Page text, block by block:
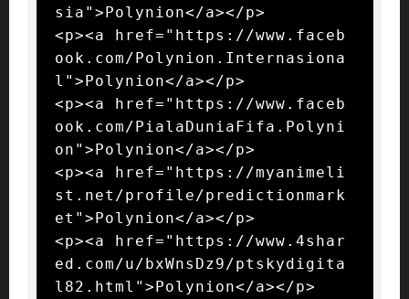
sia">Polynion</a></p>
<p><a href="https://www.faceb
ook.com/Polynion.Internasiona
l">Polynion</a></p>
<p><a href="https://www.faceb
ook.com/PialaDuniaFifa.Polyni
on">Polynion</a></p>
<p><a href="https://myanimeli
st.net/profile/predictionmark
et">Polynion</a></p>
<p><a href="https://www.4shar
ed.com/u/bxWnsDz9/ptskydigita
l82.html">Polynion</a></p>